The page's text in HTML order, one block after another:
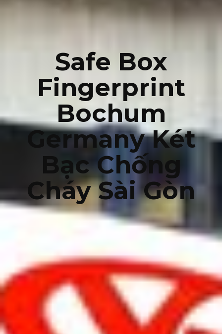
Safe Box
Fingerprint
Bochum
Germany Két
Bạc Chống
Cháy Sài Gòn